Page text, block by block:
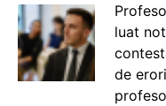
luat
de